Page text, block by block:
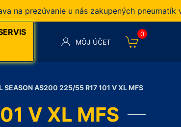
prezúvanie u nás zakupených pneumatík v
MÔJ ÚČET
0
SEASON AS200 225/55 R17 101 V XL MFS
V XL MFS